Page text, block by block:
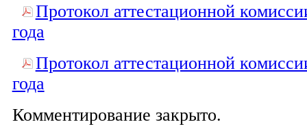
Протокол аттестационной
года
Протокол аттестационной
года
Комментирование закрыто.